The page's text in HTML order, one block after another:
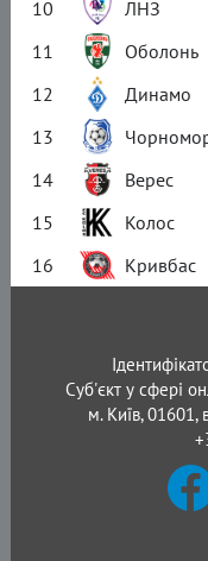
10
ЛНЗ
11
Оболонь
12
Динамо
13
14
Верес
15
Колос
16
Кривбас
Суб'єкт у сфері
м. Київ, 01601,